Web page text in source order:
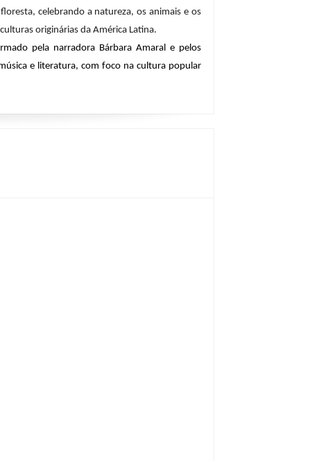
celebrando a natureza, os animais e os
originárias da América Latina.
pela narradora Bárbara Amaral e pelos
e literatura, com foco na cultura popular